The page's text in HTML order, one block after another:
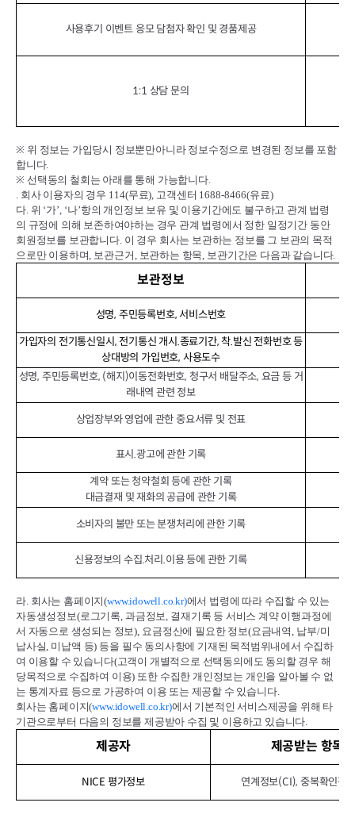
사용후기 이벤트 응모 담첨자 확인 및 경품제공
1:1 상담 문의
※ 위 정보는 가입당시 정보뿐만아니라 정보수정으로 변경된 정보를 포함
합니다.
※ 선택동의 철회는 아래를 통해 가능합니다.
. 회사 이용자의 경우 114(무료), 고객센터 1688-8466(유료)
다. 위 ‘가’, ‘나’항의 개인정보 보유 및 이용기간에도 불구하고 관계 법령
의 규정에 의해 보존하여야하는 경우 관계 법령에서 정한 일정기간 동안
회원정보를 보관합니다. 이 경우 회사는 보관하는 정보를 그 보관의 목적
으로만 이용하며, 보관근거, 보관하는 항목, 보관기간은 다음과 같습니다.
보관정보
성명, 주민등록번호, 서비스번호
가입자의 전기통신일시, 전기통신 개시.종료기간, 착.발신 전화번호 등
상대방의 가입번호, 사용도수
성명, 주민등록번호, (해지)이동전화번호, 청구서 배달주소, 요금 등 거
래내역 관련 정보
상업장부와 영업에 관한 중요서류 및 전표
표시.광고에 관한 기록
계약 또는 청약철회 등에 관한 기록
대금결재 및 재화의 공급에 관한 기록
소비자의 불만 또는 분쟁처리에 관한 기록
신용정보의 수집.처리.이용 등에 관한 기록
라. 회사는 홈페이지(www.idowell.co.kr)에서 법령에 따라 수집할 수 있는
자동생성정보(로그기록,과금정보, 결재기록 등 서비스 계약 이행과정에
서 자동으로 생성되는 정보), 요금정산에 필요한 정보(요금내역, 납부/미
납사실, 미납액 등) 등을 필수 동의사항에 기재된 목적범위내에서 수집하
여 이용할 수 있습니다(고객이 개별적으로 선택동의에도 동의할 경우 해
당목적으로 수집하여 이용) 또한 수집한 개인정보는 개인을 알아볼 수 없
는 통계자료 등으로 가공하여 이용 또는 제공할 수 있습니다.
회사는 홈페이지(www.idowell.co.kr)에서 기본적인 서비스제공을 위해 타
기관으로부터 다음의 정보를 제공받아 수집 및 이용하고 있습니다.
제공자 제공받는 항목
NICE 평가정보 연계정보(CI), 중복확인정